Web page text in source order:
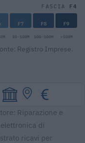
FASCIA F4
F7 F8 F9
50-100M 100-500M >500M
Registro Imprese.
Riparazione e
di
ricavi per